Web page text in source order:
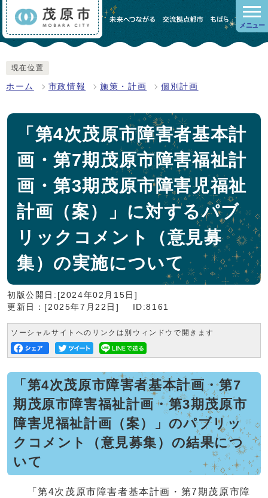
メニュー
現在位置
ホーム 市政情報 施策・計画 個別計画
「第4次茂原市障害者基本計
画・第7期茂原市障害福祉計
画・第3期茂原市障害児福祉
計画（案）」に対するパブ
リックコメント（意見募
集）の実施について
初版公開日:[2024年02月15日]
更新日：[2025年7月22日]
ID:8161
ソーシャルサイトへのリンクは別ウィンドウで開きます
「第4次茂原市障害者基本計画・第7
期茂原市障害福祉計画・第3期茂原市
障害児福祉計画（案）」のパブリッ
クコメント（意見募集）の結果につ
いて
「第4次茂原市障害者基本計画・第7期茂原市障